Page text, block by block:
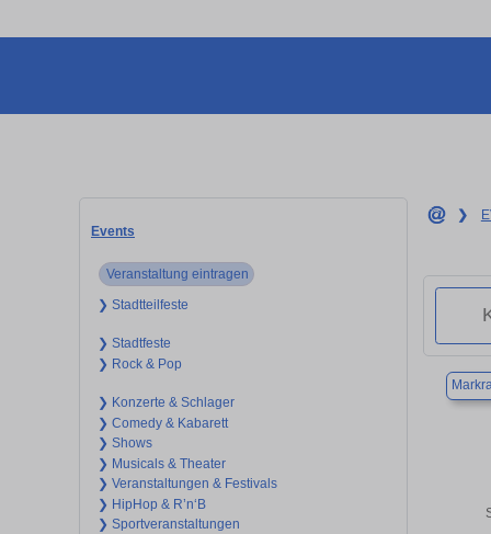
Events
Veranstaltung eintragen
❯ Stadtteilfeste
❯ Stadtfeste
❯ Rock & Pop
❯ Konzerte & Schlager
❯ Comedy & Kabarett
❯ Shows
❯ Musicals & Theater
❯ Veranstaltungen & Festivals
❯ HipHop & R’n‘B
❯ Sportveranstaltungen
❯